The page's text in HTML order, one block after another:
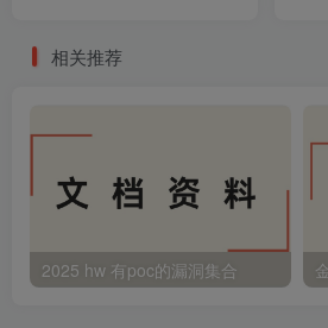
相关推荐
2025 hw 有poc的漏洞集合